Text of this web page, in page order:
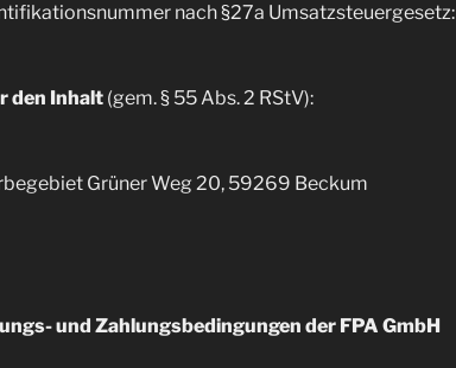
nach §27a Umsatzsteuergesetz:
den Inhalt (gem. § 55 Abs. 2 RStV):
Grüner Weg 20, 59269 Beckum
und Zahlungsbedingungen der FPA GmbH